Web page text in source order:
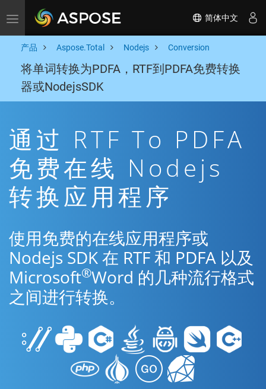
Toggle navigation 简体中文
产品 Aspose.Total Nodejs Conversion
将单词转换为PDFA，RTF到PDFA免费转换
器或NodejsSDK
通过 RTF To PDFA
免费在线 Nodejs
转换应用程序
使用免费的在线应用程序或
Nodejs SDK 在 RTF 和 PDFA 以及
Microsoft®Word 的几种流行格式
之间进行转换。